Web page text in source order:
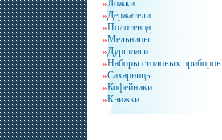
»Ложки
»Держатели
»Полотенца
»Мельницы
»Дуршлаги
»Наборы столовых приборов
»Сахарницы
»Кофейники
»Книжки